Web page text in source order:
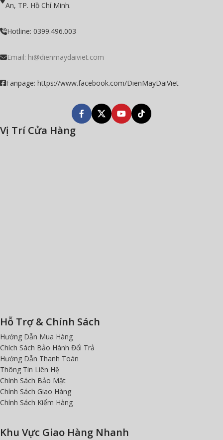
An, TP. Hồ Chí Minh.
Hotline: 0399.496.003
Email: hi@dienmaydaiviet.com
Fanpage: https://www.facebook.com/DienMayDaiViet
Vị Trí Cửa Hàng
Hỗ Trợ & Chính Sách
Hướng Dẫn Mua Hàng
Chích Sách Bảo Hành Đổi Trả
Hướng Dẫn Thanh Toán
Thông Tin Liên Hệ
Chính Sách Bảo Mật
Chính Sách Giao Hàng
Chính Sách Kiểm Hàng
Khu Vực Giao Hàng Nhanh